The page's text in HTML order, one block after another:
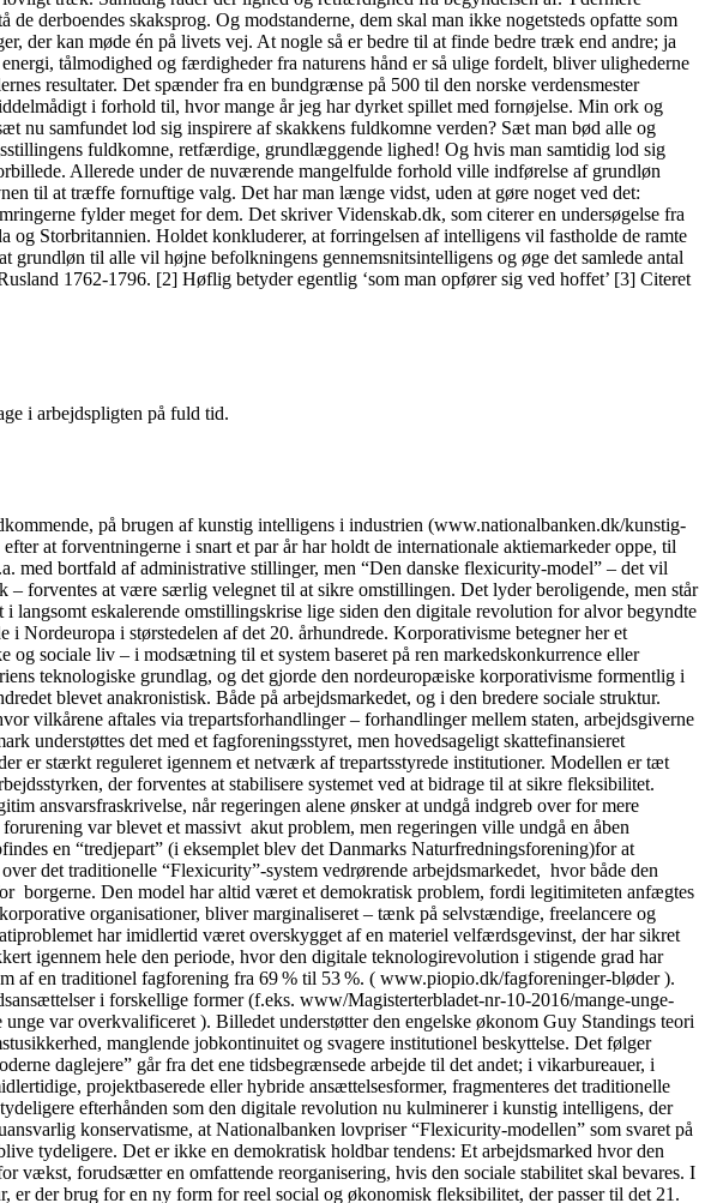
derboendes skaksprog. Og modstanderne, dem skal man ikke nogetsteds opfatte som
der kan møde én på livets vej. At nogle så er bedre til at finde bedre træk end andre; ja
tålmodighed og færdigheder fra naturens hånd er så ulige fordelt, bliver ulighederne
resultater. Det spænder fra en bundgrænse på 500 til den norske verdensmester
i forhold til, hvor mange år jeg har dyrket spillet med fornøjelse. Min ork og
nu samfundet lod sig inspirere af skakkens fuldkomne verden? Sæt man bød alle og
fuldkomne, retfærdige, grundlæggende lighed! Og hvis man samtidig lod sig
Allerede under de nuværende mangelfulde forhold ville indførelse af grundløn
til at træffe fornuftige valg. Det har man længe vidst, uden at gøre noget ved det:
fylder meget for dem. Det skriver Videnskab.dk, som citerer en undersøgelse fra
Storbritannien. Holdet konkluderer, at forringelsen af intelligens vil fastholde de ramte
til alle vil højne befolkningens gennemsnitsintelligens og øge det samlede antal
1762-1796. [2] Høflig betyder egentlig ‘som man opfører sig ved hoffet’ [3] Citeret
i arbejdspligten på fuld tid.
på brugen af kunstig intelligens i industrien (www.nationalbanken.dk/kunstig-
at forventningerne i snart et par år har holdt de internationale aktiemarkeder oppe, til
med bortfald af administrative stillinger, men “Den danske flexicurity-model” – det vil
forventes at være særlig velegnet til at sikre omstillingen. Det lyder beroligende, men står
eskalerende omstillingskrise lige siden den digitale revolution for alvor begyndte
Nordeuropa i størstedelen af det 20. århundrede. Korporativisme betegner her et
sociale liv – i modsætning til et system baseret på ren markedskonkurrence eller
teknologiske grundlag, og det gjorde den nordeuropæiske korporativisme formentlig i
blevet anakronistisk. Både på arbejdsmarkedet, og i den bredere sociale struktur.
vilkårene aftales via trepartsforhandlinger – forhandlinger mellem staten, arbejdsgiverne
understøttes det med et fagforeningsstyret, men hovedsageligt skattefinansieret
er stærkt reguleret igennem et netværk af trepartsstyrede institutioner. Modellen er tæt
der forventes at stabilisere systemet ved at bidrage til at sikre fleksibilitet.
ansvarsfraskrivelse, når regeringen alene ønsker at undgå indgreb over for mere
var blevet et massivt akut problem, men regeringen ville undgå en åben
en “tredjepart” (i eksemplet blev det Danmarks Naturfredningsforening)for at
det traditionelle “Flexicurity”-system vedrørende arbejdsmarkedet, hvor både den
borgerne. Den model har altid været et demokratisk problem, fordi legitimiteten anfægtes
organisationer, bliver marginaliseret – tænk på selvstændige, freelancere og
har imidlertid været overskygget af en materiel velfærdsgevinst, der har sikret
igennem hele den periode, hvor den digitale teknologirevolution i stigende grad har
af en traditionel fagforening fra 69 % til 53 %. ( www.piopio.dk/fagforeninger-bløder ).
i forskellige former (f.eks. www/Magisterterbladet-nr-10-2016/mange-unge-
var overkvalificeret ). Billedet understøtter den engelske økonom Guy Standings teori
manglende jobkontinuitet og svagere institutionel beskyttelse. Det følger
daglejere” går fra det ene tidsbegrænsede arbejde til det andet; i vikarbureauer, i
projektbaserede eller hybride ansættelsesformer, fragmenteres det traditionelle
efterhånden som den digitale revolution nu kulminerer i kunstig intelligens, der
konservatisme, at Nationalbanken lovpriser “Flexicurity-modellen” som svaret på
tydeligere. Det er ikke en demokratisk holdbar tendens: Et arbejdsmarked hvor den
forudsætter en omfattende reorganisering, hvis den sociale stabilitet skal bevares. I
der brug for en ny form for reel social og økonomisk fleksibilitet, der passer til det 21.